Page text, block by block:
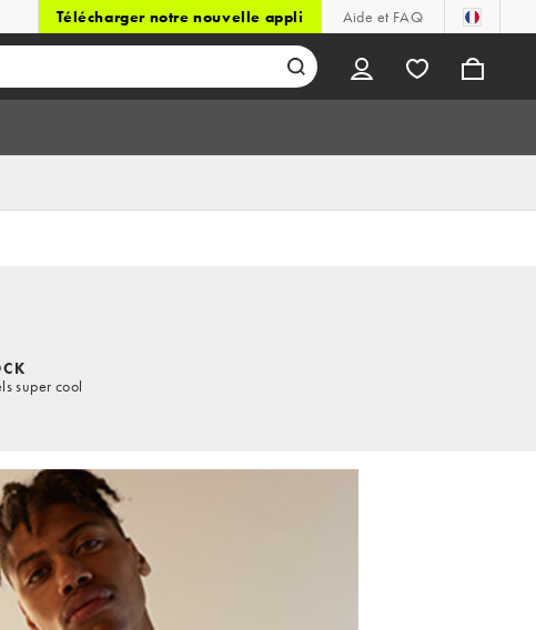
Télécharger notre nouvelle appli Aide et FAQ
super cool